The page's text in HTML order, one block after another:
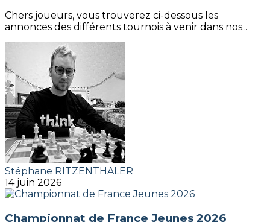
Chers joueurs, vous trouverez ci-dessous les
annonces des différents tournois à venir dans nos...
Stéphane RITZENTHALER
14 juin 2026
Championnat de France Jeunes 2026